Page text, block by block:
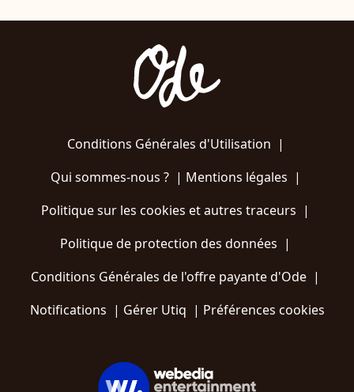
Conditions Générales d'Utilisation |
Qui sommes-nous ?| Mentions légales |
Politique sur les cookies et autres traceurs |
Politique de protection des données |
Conditions Générales de l'offre payante d'Ode |
Notifications | Gérer Utiq | Préférences cookies